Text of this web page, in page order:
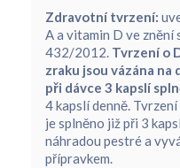
Zdravotní tvrzení:
A a vitamin D ve znění
432/2012. Tvrzení o
zraku jsou vázána na
při dávce 3 kapslí
4 kapslí denně.
je splněno již při 3
náhradou pestré a
přípravkem.